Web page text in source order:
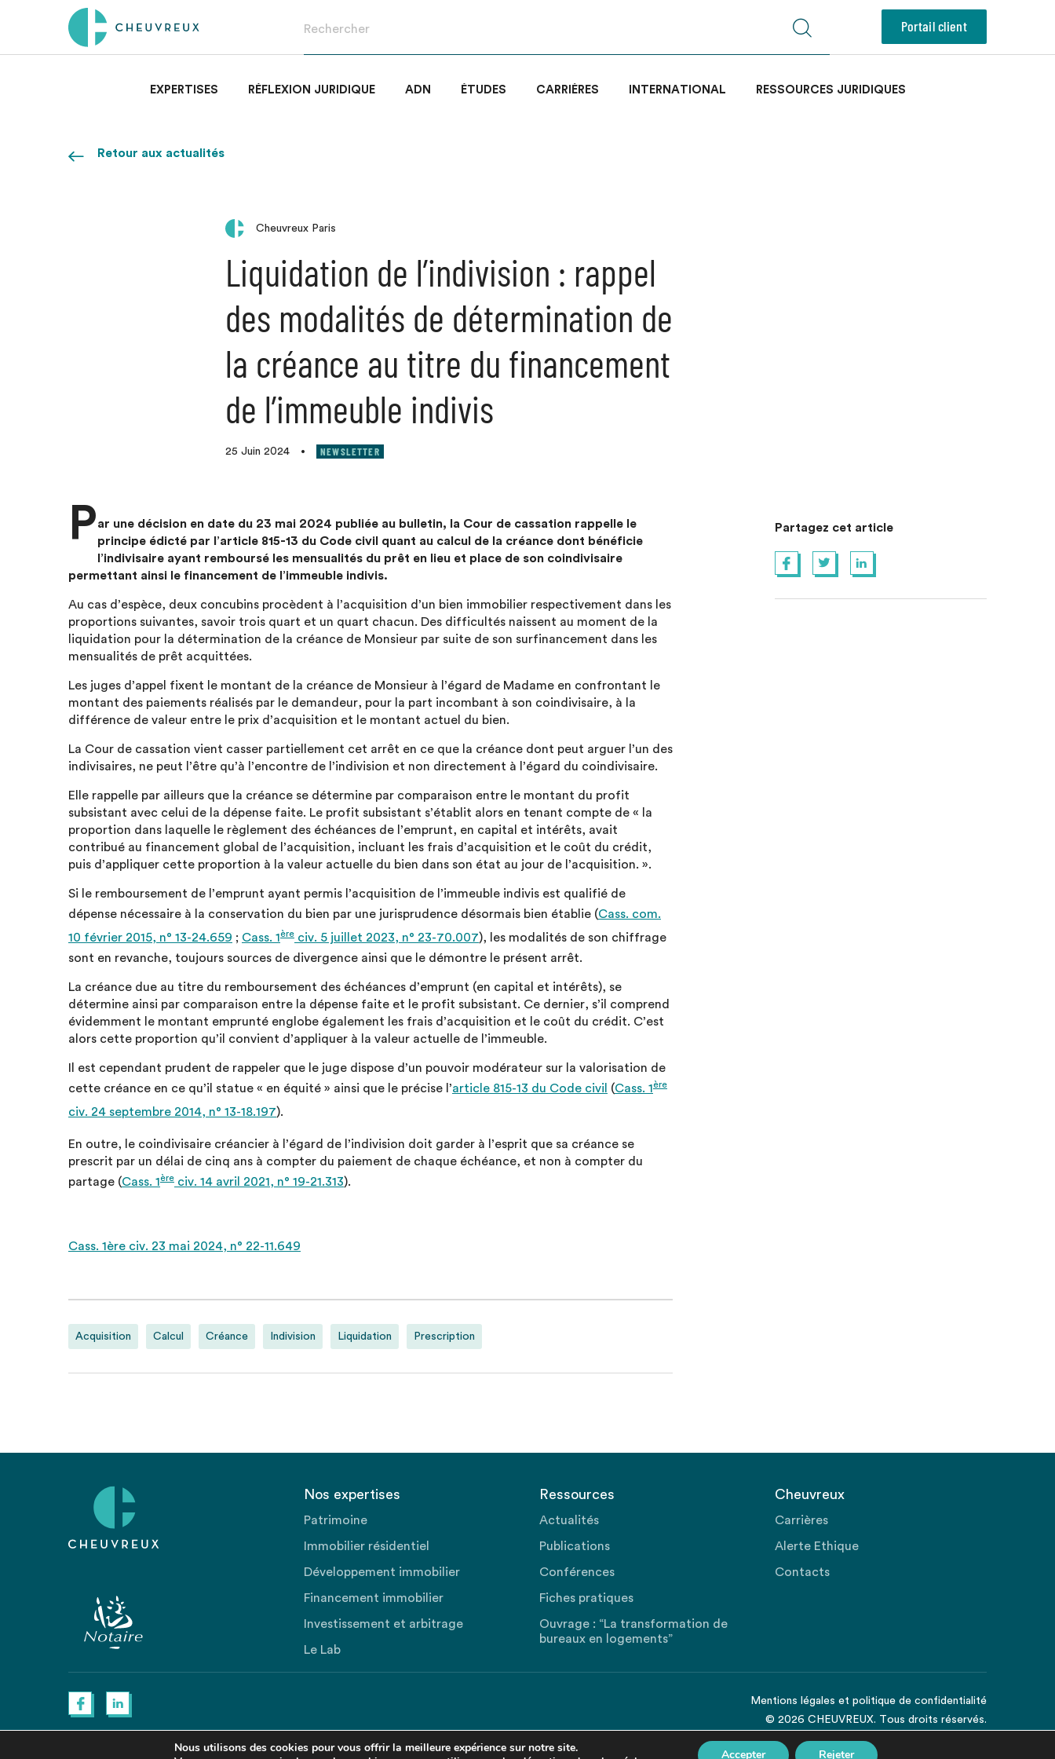
Portail client
EXPERTISES RÉFLEXION JURIDIQUE ADN ÉTUDES CARRIÈRES INTERNATIONAL RESSOURCES JURIDIQUES
Retour aux actualités
Cheuvreux Paris
Liquidation de l’indivision : rappel
des modalités de détermination de
la créance au titre du financement
de l’immeuble indivis
25 Juin 2024 • NEWSLETTER
Par une décision en date du 23 mai 2024 publiée au bulletin, la Cour de cassation rappelle le
principe édicté par l’article 815-13 du Code civil quant au calcul de la créance dont bénéficie
l’indivisaire ayant remboursé les mensualités du prêt en lieu et place de son coindivisaire
permettant ainsi le financement de l’immeuble indivis.
Au cas d’espèce, deux concubins procèdent à l’acquisition d’un bien immobilier respectivement dans les
proportions suivantes, savoir trois quart et un quart chacun. Des difficultés naissent au moment de la
liquidation pour la détermination de la créance de Monsieur par suite de son surfinancement dans les
mensualités de prêt acquittées.
Les juges d’appel fixent le montant de la créance de Monsieur à l’égard de Madame en confrontant le
montant des paiements réalisés par le demandeur, pour la part incombant à son coindivisaire, à la
différence de valeur entre le prix d’acquisition et le montant actuel du bien.
La Cour de cassation vient casser partiellement cet arrêt en ce que la créance dont peut arguer l’un des
indivisaires, ne peut l’être qu’à l’encontre de l’indivision et non directement à l’égard du coindivisaire.
Elle rappelle par ailleurs que la créance se détermine par comparaison entre le montant du profit
subsistant avec celui de la dépense faite. Le profit subsistant s’établit alors en tenant compte de « la
proportion dans laquelle le règlement des échéances de l’emprunt, en capital et intérêts, avait
contribué au financement global de l’acquisition, incluant les frais d’acquisition et le coût du crédit,
puis d’appliquer cette proportion à la valeur actuelle du bien dans son état au jour de l’acquisition. ».
Si le remboursement de l’emprunt ayant permis l’acquisition de l’immeuble indivis est qualifié de
dépense nécessaire à la conservation du bien par une jurisprudence désormais bien établie (Cass. com.
10 février 2015, n° 13-24.659 ; Cass. 1ère civ. 5 juillet 2023, n° 23-70.007), les modalités de son chiffrage
sont en revanche, toujours sources de divergence ainsi que le démontre le présent arrêt.
La créance due au titre du remboursement des échéances d’emprunt (en capital et intérêts), se
détermine ainsi par comparaison entre la dépense faite et le profit subsistant. Ce dernier, s’il comprend
évidemment le montant emprunté englobe également les frais d’acquisition et le coût du crédit. C’est
alors cette proportion qu’il convient d’appliquer à la valeur actuelle de l’immeuble.
Il est cependant prudent de rappeler que le juge dispose d’un pouvoir modérateur sur la valorisation de
cette créance en ce qu’il statue « en équité » ainsi que le précise l’article 815-13 du Code civil (Cass. 1ère
civ. 24 septembre 2014, n° 13-18.197).
En outre, le coindivisaire créancier à l’égard de l’indivision doit garder à l’esprit que sa créance se
prescrit par un délai de cinq ans à compter du paiement de chaque échéance, et non à compter du
partage (Cass. 1ère civ. 14 avril 2021, n° 19-21.313).
Cass. 1ère civ. 23 mai 2024, n° 22-11.649
Acquisition Calcul Créance Indivision Liquidation Prescription
Partagez cet article
Nos expertises
Patrimoine
Immobilier résidentiel
Développement immobilier
Financement immobilier
Investissement et arbitrage
Le Lab
Ressources
Actualités
Publications
Conférences
Fiches pratiques
Ouvrage : “La transformation de
bureaux en logements”
Cheuvreux
Carrières
Alerte Ethique
Contacts
Mentions légales et politique de confidentialité
© 2026 CHEUVREUX. Tous droits réservés.
Nous utilisons des cookies pour vous offrir la meilleure expérience sur notre site.
Accepter Rejeter